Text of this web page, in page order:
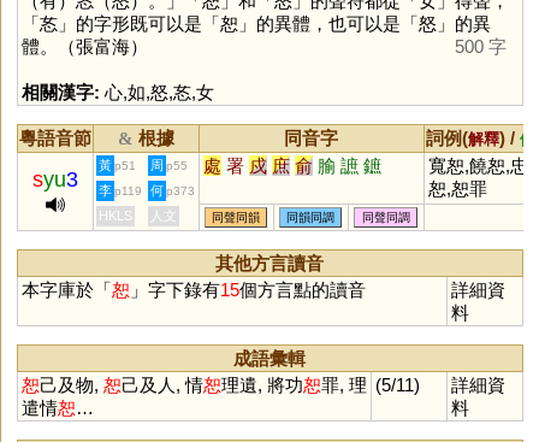
「㣽」的字形既可以是「恕 」的異體，也可以是「怒 」的異
體。（張富海）
500 字
相關漢字: 心,如,怒,㣽,女
粵語音節 & 根據 同音字 詞例(解釋) / 備
syu3
黃 p51 周 p55 處 署 戍 庶 俞 腧 謶 鏣
寬恕,饒恕,忠
恕,恕罪
李 p119 何 p373
HKLS 人文 同聲同韻 同韻同調 同聲同調
其他方言讀音
本字庫於「恕 」字下錄有15個方言點的讀音
詳細資
料
成語彙輯
恕己及物, 恕己及人, 情恕理遺, 將功恕罪, 理
遣情恕…
(5/11)
詳細資
料